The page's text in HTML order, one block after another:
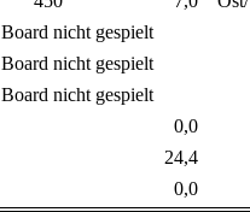
Board nicht gespielt
Board nicht gespielt
Board nicht gespielt
0,0
24,4
0,0